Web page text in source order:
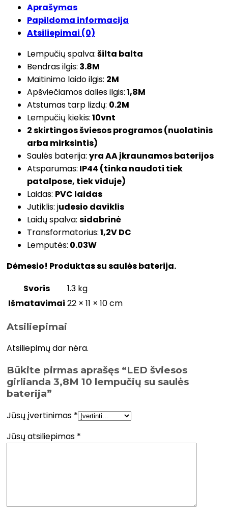
Aprašymas
Papildoma informacija
Atsiliepimai (0)
Lempučių spalva:šilta balta
Bendras ilgis: 3.8M
Maitinimo laido ilgis: 2M
Apšviečiamos dalies ilgis:1,8M
Atstumas tarp lizdų: 0.2M
Lempučių kiekis:10vnt
2 skirtingos šviesos programos (nuolatinis
arba mirksintis)
Saulės baterija: yra AA įkraunamos baterijos
Atsparumas: IP44 (tinka naudoti tiek
patalpose, tiek viduje)
Laidas: PVC laidas
Jutiklis: judesio daviklis
Laidų spalva: sidabrinė
Transformatorius:1,2V DC
Lemputės: 0.03W
Dėmesio! Produktas su saulės baterija.
Svoris
1.3 kg
Išmatavimai 22 × 11 × 10 cm
Atsiliepimai
Atsiliepimų dar nėra.
Būkite pirmas aprašęs “LED šviesos
girlianda 3,8M 10 lempučių su saulės
baterija”
Jūsų įvertinimas *
Jūsų atsiliepimas *